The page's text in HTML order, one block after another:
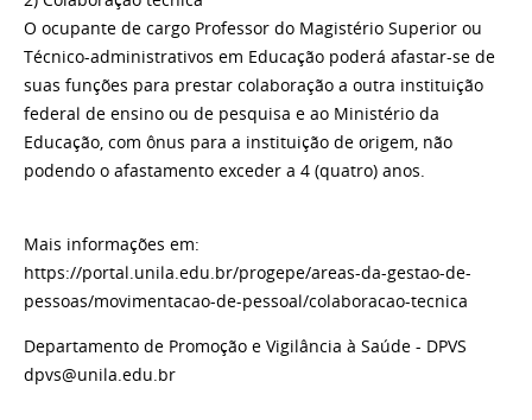
O ocupante de cargo Professor do Magistério Superior ou
Técnico-administrativos em Educação poderá afastar-se de
suas funções para prestar colaboração a outra instituição
federal de ensino ou de pesquisa e ao Ministério da
Educação, com ônus para a instituição de origem, não
podendo o afastamento exceder a 4 (quatro) anos.
Mais informações em:
https://portal.unila.edu.br/progepe/areas-da-gestao-de-
pessoas/movimentacao-de-pessoal/colaboracao-tecnica
Departamento de Promoção e Vigilância à Saúde - DPVS
dpvs@unila.edu.br